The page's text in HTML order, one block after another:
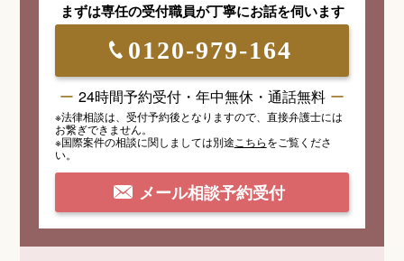
まずは専任の受付職員が丁寧にお話を伺います
0120-979-164
24時間予約受付・年中無休・通話無料
※法律相談は、受付予約後となりますので、 直接弁護士には
お繋ぎできません。
※国際案件の相談に関しましては別途 こちらをご覧くださ
い。
メール相談予約受付